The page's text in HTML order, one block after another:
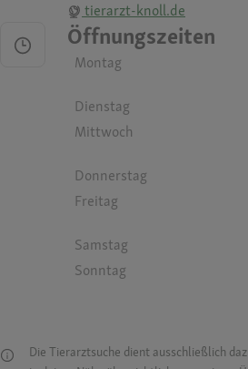
tierarzt-knoll.de
Öffnungszeiten
Montag
Dienstag
Mittwoch
Donnerstag
Freitag
Samstag
Sonntag
Die Tierarztsuche dient ausschließlich